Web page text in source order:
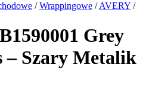
/ Wrappingowe / AVERY /
Grey
– Szary Metalik